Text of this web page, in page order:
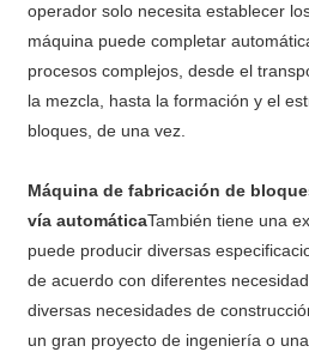
operador solo necesita establecer
máquina puede completar
procesos complejos, desde el
la mezcla, hasta la formación y el
bloques, de una vez.
Máquina de fabricación de
vía automáticaTambién tiene una
puede producir diversas
de acuerdo con diferentes
diversas necesidades de
un gran proyecto de ingeniería o